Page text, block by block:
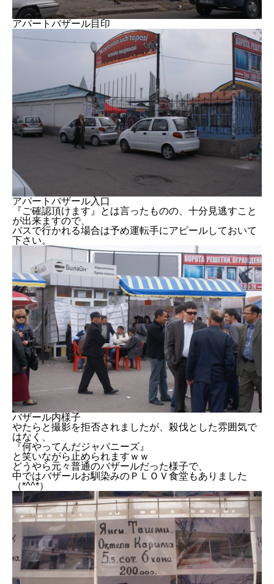
アパートバザール目印
アパートバザール入口
『ご確認頂けます』とは言ったものの、十分見逃すこと
が出来ますので、
バスで行かれる場合は予め運転手にアピールしておいて
下さい。
バザール内様子
やたらと撮影を拒否されましたが、殺伐とした雰囲気で
はなく、
『何やってんだジャパニーズ』
と笑いながら止められますｗｗ
どうやら元々普通のバザールだった様子で、
中ではバザールお馴染みのＰＬＯＶ食堂もありました
（*^^*）